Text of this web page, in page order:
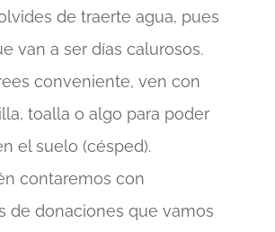
de traerte agua, pues
van a ser días calurosos.
conveniente, ven con
toalla o algo para poder
el suelo (césped).
contaremos con
de donaciones que vamos